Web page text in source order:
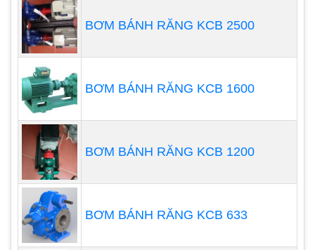
Nguyên tắc hoạt động của loại máy bơm này rất
đơn giản và tương đối không thay đổi kể từ khi
chúng được cấp bằng sáng chế vào những năm
1940. Hóa chất đi vào máy bơm khi động cơ dẫn
BƠM BÁNH RĂNG KCB 2500
BƠM BÁNH RĂNG KCB 1600
BƠM BÁNH RĂNG KCB 1200
BƠM BÁNH RĂNG KCB 633